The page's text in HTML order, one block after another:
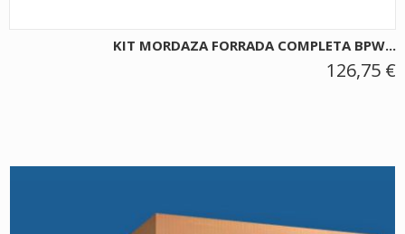
KIT MORDAZA FORRADA COMPLETA BPW...
126,75 €